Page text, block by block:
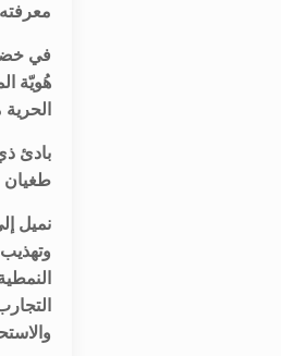
في خضم
هُويّة
بادئ
طغيان
نميل